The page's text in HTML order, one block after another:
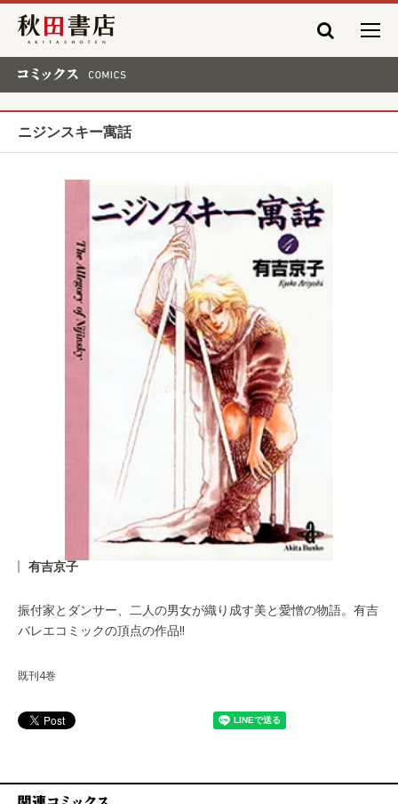
秋田書店
ニジンスキー寓話
有吉京子
振付家とダンサー、二人の男女が織り成す美と愛憎の物語。有吉
バレエコミックの頂点の作品!!
既刊4巻